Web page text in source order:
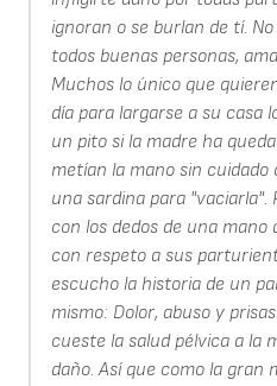
ignoran o se burlan de tí.
todos buenas personas,
Muchos lo único que
día para largarse a su casa
un pito si la madre ha
metían la mano sin
una sardina para
con los dedos de una
con respeto a sus
escucho la historia de un
mismo: Dolor, abuso y
cueste la salud pélvica a la
daño. Así que como la gran